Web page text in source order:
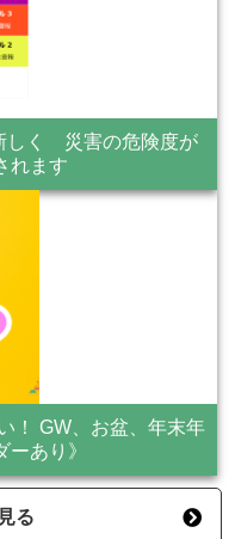
しく 災害の危険度が
れます
！ GW、お盆、年末年
あり》
る